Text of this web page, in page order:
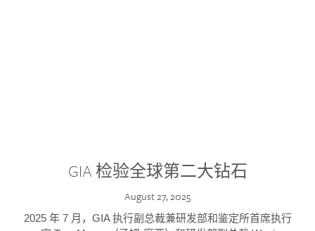
GIA 检验全球第二大钻石
August 27, 2025
2025 年 7 月，GIA 执行副总裁兼研发部和鉴定所首席执行